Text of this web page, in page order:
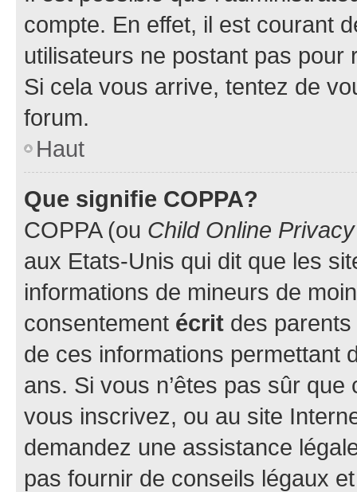
compte. En effet, il est courant
utilisateurs ne postant pas pour
Si cela vous arrive, tentez de
forum.
Haut
Que signifie COPPA?
COPPA (ou Child Online
aux Etats-Unis qui dit que les
informations de mineurs de
consentement écrit des parents
de ces informations permettant
ans. Si vous n’êtes pas sûr
vous inscrivez, ou au site
demandez une assistance
pas fournir de conseils légaux